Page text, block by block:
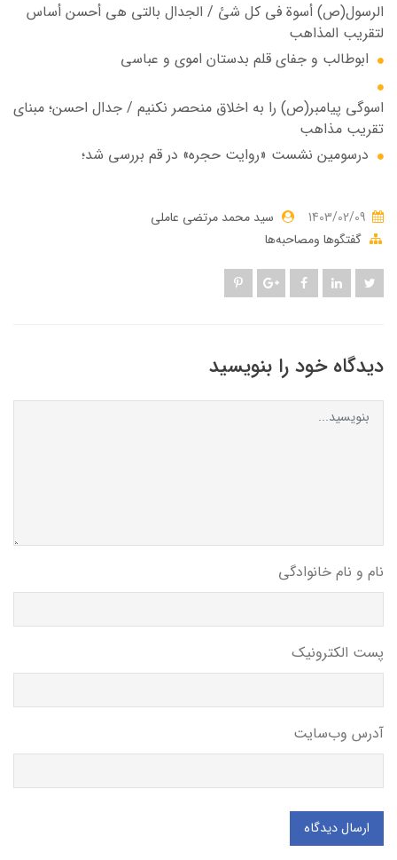
الرسول(ص) أسوة في کل شئ / الجدال بالتي هي أحسن أساس
لتقریب المذاهب
ابوطالب و جفای قلم بدستان اموی و عباسی
اسوگی پیامبر(ص) را به اخلاق منحصر نکنیم / جدال احسن؛ مبنای
تقریب مذاهب
درسومین نشست «روایت حجره» در قم بررسی شد؛
سید محمد مرتضی عاملی
گفتگوها ومصاحبه‌ها
دیدگاه خود را بنویسید
نام و نام خانوادگی
پست الکترونیک
آدرس وب‌سایت
ارسال دیدگاه